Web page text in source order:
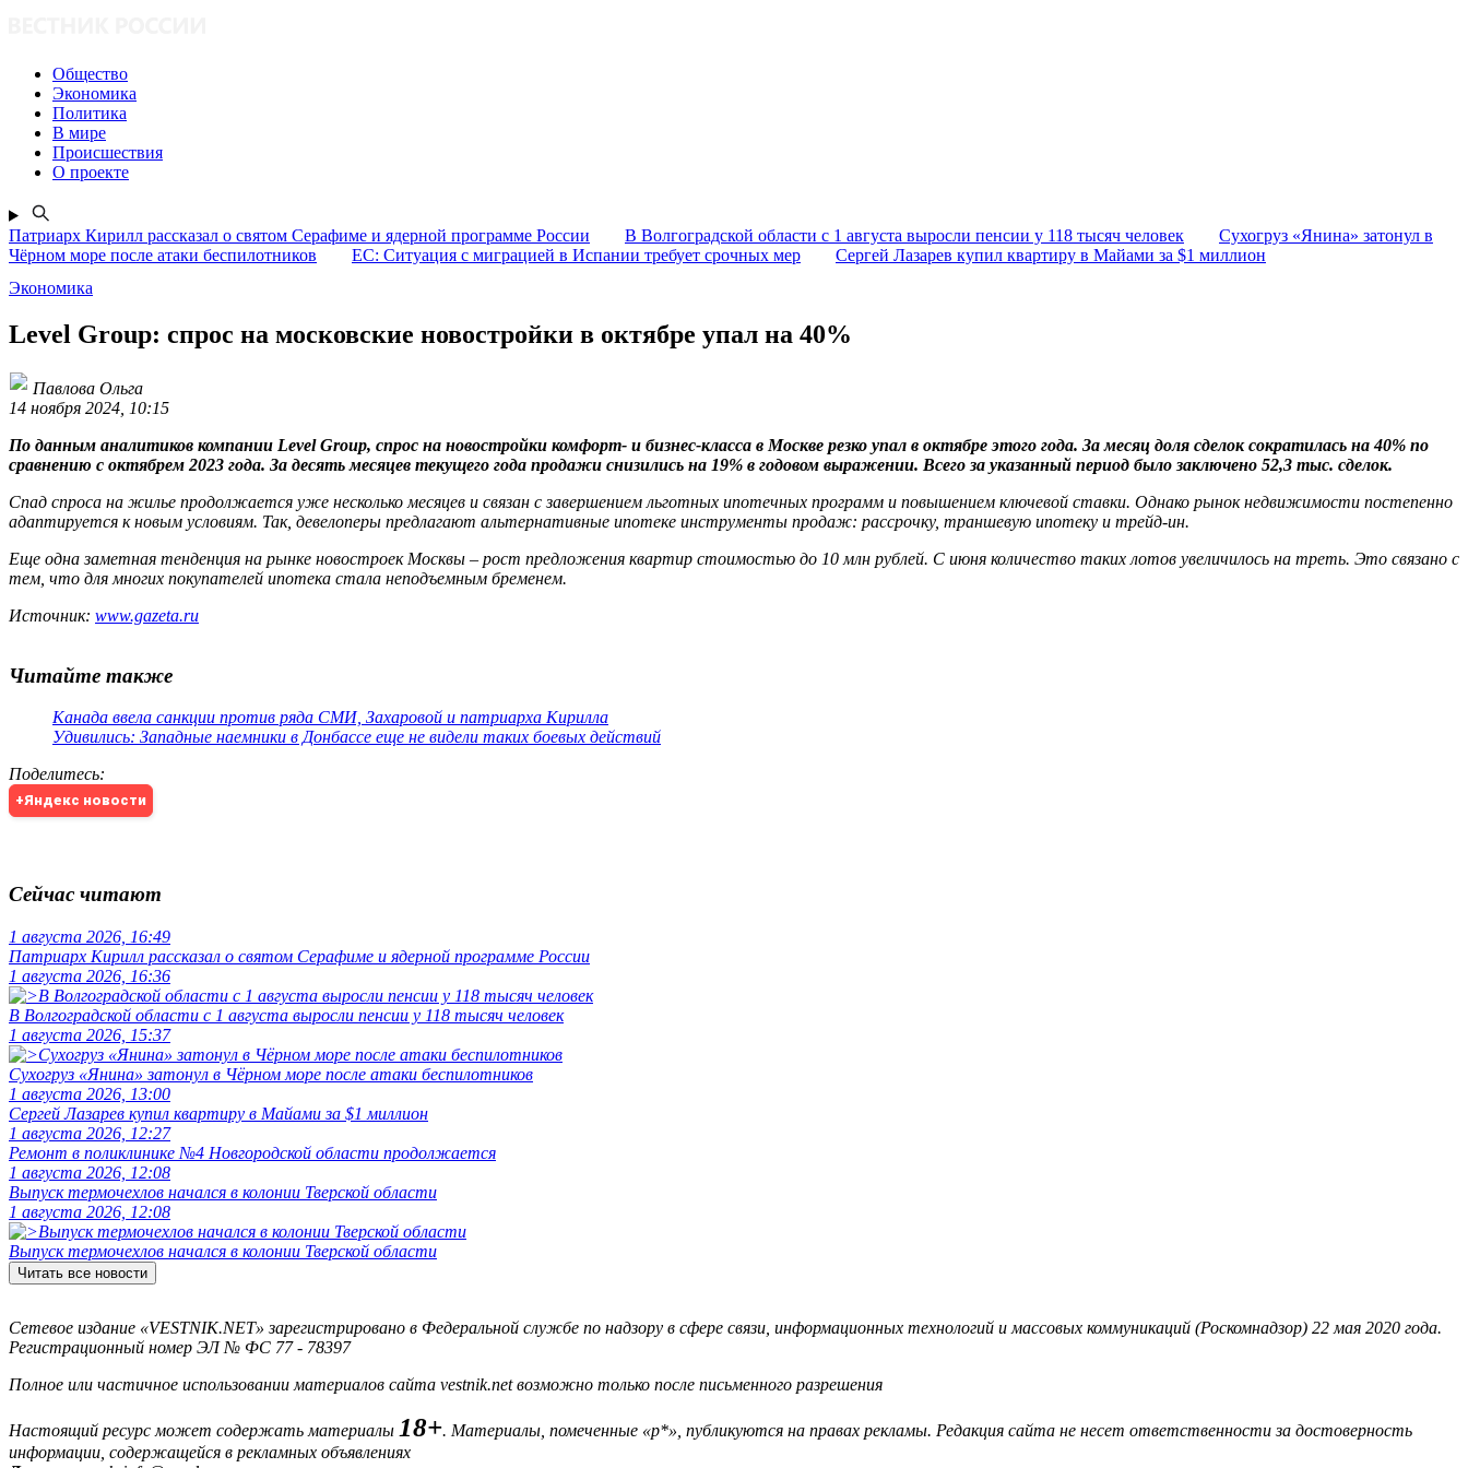
Общество
Экономика
Политика
В мире
Происшествия
О проекте
Патриарх Кирилл рассказал о святом Серафиме и ядерной программе России В Волгоградской области с 1 августа выросли пенсии у 118 тысяч человек
Сухогруз «Янина» затонул в
Чёрном море после атаки беспилотников
ЕС: Ситуация с миграцией в Испании требует срочных мер
Сергей Лазарев купил квартиру в Майами за $1 миллион
Экономика
Level Group: спрос на московские новостройки в октябре упал на 40%
Павлова Ольга
14 ноября 2024, 10:15
По данным аналитиков компании Level Group, спрос на новостройки комфорт- и бизнес-класса в Москве резко упал в октябре этого года. За месяц доля сделок сократилась на 40% по
сравнению с октябрем 2023 года. За десять месяцев текущего года продажи снизились на 19% в годовом выражении. Всего за указанный период было заключено 52,3 тыс. сделок.
Спад спроса на жилье продолжается уже несколько месяцев и связан с завершением льготных ипотечных программ и повышением ключевой ставки. Однако рынок недвижимости постепенно
адаптируется к новым условиям. Так, девелоперы предлагают альтернативные ипотеке инструменты продаж: рассрочку, траншевую ипотеку и трейд-ин.
Еще одна заметная тенденция на рынке новостроек Москвы – рост предложения квартир стоимостью до 10 млн рублей. С июня количество таких лотов увеличилось на треть. Это связано с
тем, что для многих покупателей ипотека стала неподъемным бременем.
Источник: www.gazeta.ru
Читайте также
Канада ввела санкции против ряда СМИ, Захаровой и патриарха Кирилла
Удивились: Западные наемники в Донбассе еще не видели таких боевых действий
Поделитесь:
+Яндекс новости
Сейчас читают
1 августа 2026, 16:49
Патриарх Кирилл рассказал о святом Серафиме и ядерной программе России
1 августа 2026, 16:36
В Волгоградской области с 1 августа выросли пенсии у 118 тысяч человек
1 августа 2026, 15:37
Сухогруз «Янина» затонул в Чёрном море после атаки беспилотников
1 августа 2026, 13:00
Сергей Лазарев купил квартиру в Майами за $1 миллион
1 августа 2026, 12:27
Ремонт в поликлинике №4 Новгородской области продолжается
1 августа 2026, 12:08
Выпуск термочехлов начался в колонии Тверской области
1 августа 2026, 12:08
Выпуск термочехлов начался в колонии Тверской области
Читать все новости
Сетевое издание «VESTNIK.NET» зарегистрировано в Федеральной службе по надзору в сфере связи, информационных технологий и массовых коммуникаций (Роскомнадзор) 22 мая 2020 года.
Регистрационный номер ЭЛ № ФС 77 - 78397
Полное или частичное использовании материалов сайта vestnik.net возможно только после письменного разрешения
Настоящий ресурс может содержать материалы 18+. Материалы, помеченные «р*», публикуются на правах рекламы. Редакция сайта не несет ответственности за достоверность
информации, содержащейся в рекламных объявлениях